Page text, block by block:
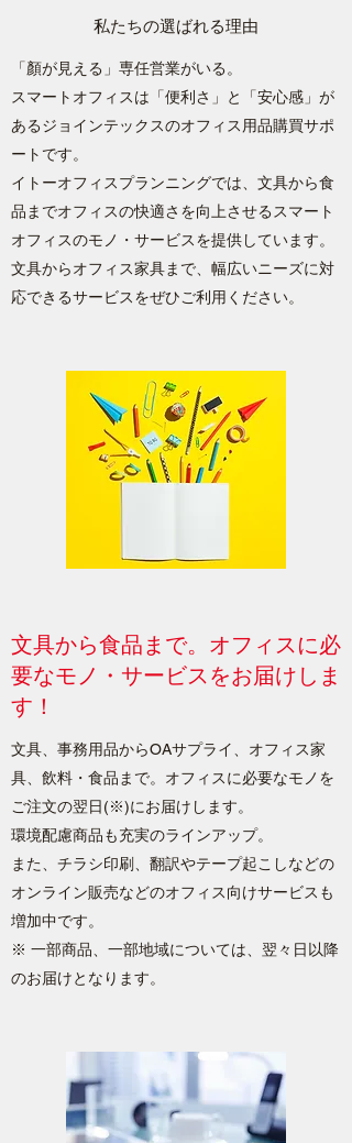
私たちの選ばれる理由
「顏が見える」専任営業がいる。
スマートオフィスは「便利さ」と「安心感」が
あるジョインテックスのオフィス用品購買サポ
ートです。
イトーオフィスプランニングでは、文具から食
品までオフィスの快適さを向上させるスマート
オフィスのモノ・サービスを提供しています。
文具からオフィス家具まで、幅広いニーズに対
応できるサービスをぜひご利用ください。
文具から食品まで。オフィスに必
要なモノ・サービスをお届けしま
す！
文具、事務用品からOAサプライ、オフィス家
具、飲料・食品まで。オフィスに必要なモノを
ご注文の翌日(※)にお届けします。
環境配慮商品も充実のラインアップ。
また、チラシ印刷、翻訳やテープ起こしなどの
オンライン販売などのオフィス向けサービスも
増加中です。
※ 一部商品、一部地域については、翌々日以降
のお届けとなります。